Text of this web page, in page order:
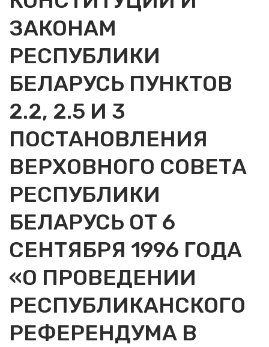
ЗАКОНАМ
РЕСПУБЛИКИ
БЕЛАРУСЬ ПУНКТОВ
2.2, 2.5 И 3
ПОСТАНОВЛЕНИЯ
ВЕРХОВНОГО СОВЕТА
РЕСПУБЛИКИ
БЕЛАРУСЬ ОТ 6
СЕНТЯБРЯ 1996 ГОДА
«О ПРОВЕДЕНИИ
РЕСПУБЛИКАНСКОГО
РЕФЕРЕНДУМА В